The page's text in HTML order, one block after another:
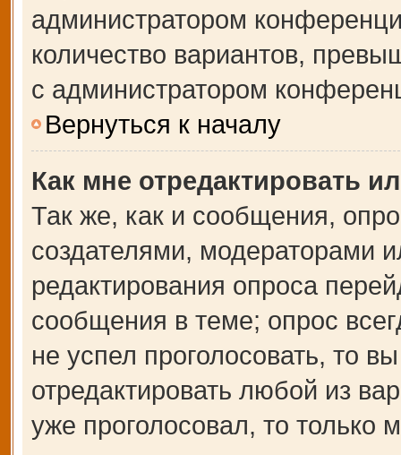
администратором
количество вариантов,
с администратором
Вернуться к началу
Как мне отредактировать
Так же, как и сообщения,
создателями, модераторами
редактирования опроса
сообщения в теме; опрос
не успел проголосовать, то
отредактировать любой из
уже проголосовал, то только